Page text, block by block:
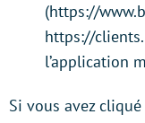
(https://
https://
l’application
Si vous avez